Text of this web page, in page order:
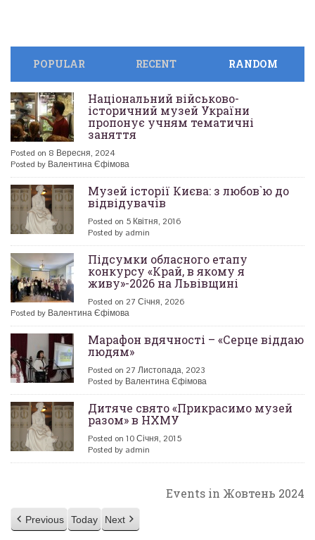
POPULAR RECENT RANDOM
Національний військово-
історичний музей України
пропонує учням тематичні
заняття
Posted on 8 Вересня, 2024
Posted by Валентина Єфімова
Музей історії Києва: з любов`ю до
відвідувачів
Posted on 5 Квітня, 2016
Posted by admin
Підсумки обласного етапу
конкурсу «Край, в якому я
живу»-2026 на Львівщині
Posted on 27 Січня, 2026
Posted by Валентина Єфімова
Марафон вдячності – «Серце віддаю
людям»
Posted on 27 Листопада, 2023
Posted by Валентина Єфімова
Дитяче свято «Прикрасимо музей
разом» в НХМУ
Posted on 10 Січня, 2015
Posted by admin
Events in Жовтень 2024
Previous Today Next